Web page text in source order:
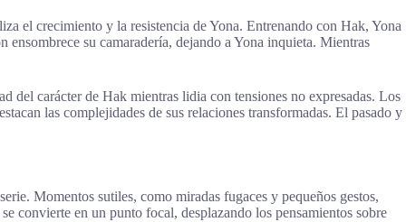
el crecimiento y la resistencia de Yona. Entrenando con Hak, Yona
su camaradería, dejando a Yona inquieta. Mientras
del carácter de Hak mientras lidia con tensiones no expresadas. Los
las complejidades de sus relaciones transformadas. El pasado y
Momentos sutiles, como miradas fugaces y pequeños gestos,
convierte en un punto focal, desplazando los pensamientos sobre